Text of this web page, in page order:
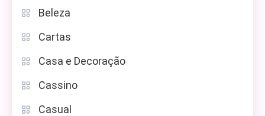
Beleza
Cartas
Casa e Decoração
Cassino
Casual